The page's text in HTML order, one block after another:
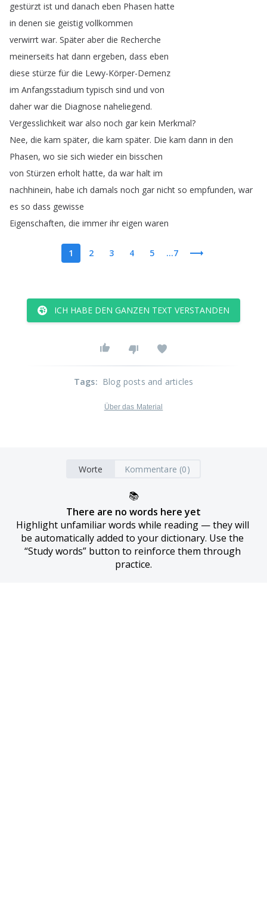
gestürzt ist und danach eben Phasen hatte
in denen sie geistig vollkommen
verwirrt war. Später aber die Recherche
meinerseits hat dann ergeben, dass eben
diese stürze für die Lewy-Körper-Demenz
im Anfangsstadium typisch sind und von
daher war die Diagnose naheliegend.
Vergesslichkeit war also noch gar kein Merkmal?
Nee, die kam später, die kam später. Die kam dann in den
Phasen, wo sie sich wieder ein bisschen
von Stürzen erholt hatte, da war halt im
nachhinein, habe ich damals noch gar nicht so empfunden, war
es so dass gewisse
Eigenschaften, die immer ihr eigen waren
1 2 3 4 5 ...7
ICH HABE DEN GANZEN TEXT VERSTANDEN
Tags: Blog posts and articles
Über das Material
Worte Kommentare (0)
📚
There are no words here yet
Highlight unfamiliar words while reading — they will
be automatically added to your dictionary. Use the
“Study words” button to reinforce them through
practice.